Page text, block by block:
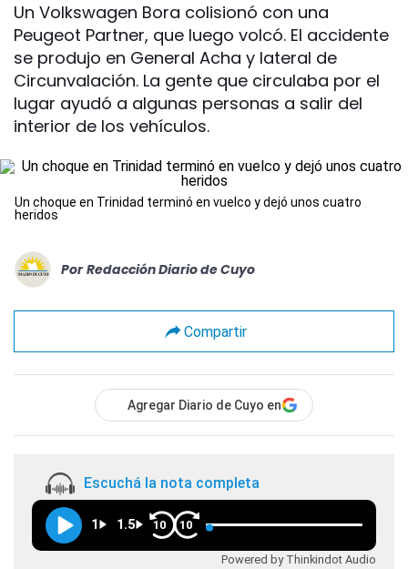
Un Volkswagen Bora colisionó con una
Peugeot Partner, que luego volcó. El accidente
se produjo en General Acha y lateral de
Circunvalación. La gente que circulaba por el
lugar ayudó a algunas personas a salir del
interior de los vehículos.
Un choque en Trinidad terminó en vuelco y dejó unos cuatro
heridos
Por Redacción Diario de Cuyo
Compartir
Agregar Diario de Cuyo en
Escuchá la nota completa
1 1.5 10 10
Powered by Thinkindot Audio